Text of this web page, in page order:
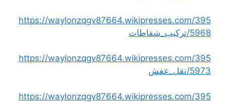
https://waylonzqgv87664.wikipresses.com/395
5968/تركيب_شفاطات
https://waylonzqgv87664.wikipresses.com/395
5973/نقل_عفش
https://waylonzqgv87664.wikipresses.com/395